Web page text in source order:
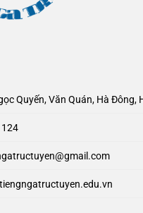
Quyến, Văn Quán, Hà Đông,